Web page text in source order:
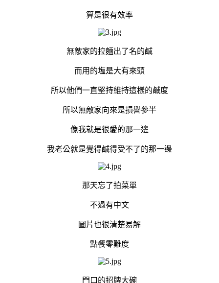
算是很有效率
無敵家的拉麵出了名的鹹
而用的塩是大有來頭
所以他們一直堅持維持這樣的鹹度
所以無敵家向來是損譽參半
像我就是很愛的那一邊
我老公就是覺得鹹得受不了的那一邊
那天忘了拍菜單
不過有中文
圖片也很清楚易解
點餐零難度
門口的招牌大碗